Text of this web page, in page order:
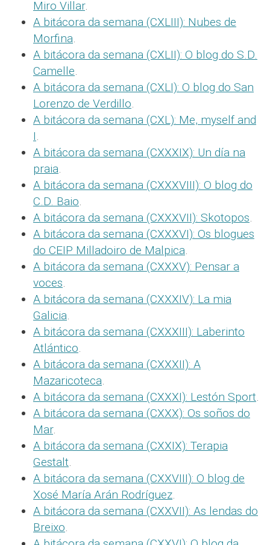
Miro Villar.
A bitácora da semana (CXLIII): Nubes de
Morfina.
A bitácora da semana (CXLII): O blog do S.D.
Camelle.
A bitácora da semana (CXLI): O blog do San
Lorenzo de Verdillo.
A bitácora da semana (CXL): Me, myself and
I.
A bitácora da semana (CXXXIX): Un día na
praia.
A bitácora da semana (CXXXVIII): O blog do
C.D. Baio.
A bitácora da semana (CXXXVII): Skotopos.
A bitácora da semana (CXXXVI): Os blogues
do CEIP Milladoiro de Malpica.
A bitácora da semana (CXXXV): Pensar a
voces.
A bitácora da semana (CXXXIV): La mia
Galicia.
A bitácora da semana (CXXXIII): Laberinto
Atlántico.
A bitácora da semana (CXXXII): A
Mazaricoteca.
A bitácora da semana (CXXXI): Lestón Sport.
A bitácora da semana (CXXX): Os soños do
Mar.
A bitácora da semana (CXXIX): Terapia
Gestalt.
A bitácora da semana (CXXVIII): O blog de
Xosé María Arán Rodríguez.
A bitácora da semana (CXXVII): As lendas do
Breixo.